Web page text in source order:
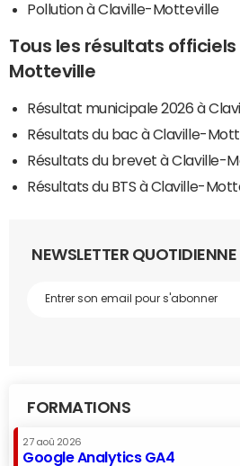
Pollution à Claville-Motteville
Tous les résultats
Motteville
Résultat municipale 2026 à
Résultats du bac à Claville-
Résultats du brevet à Claville-
Résultats du BTS à Claville-
NEWSLETTER QUOTIDIENNE
FORMATIONS
27 aoû 2026
Google Analytics GA4